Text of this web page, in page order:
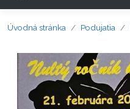
Úvodná stránka Podujatia